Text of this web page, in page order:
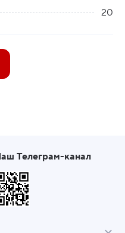
20
Телеграм-канал